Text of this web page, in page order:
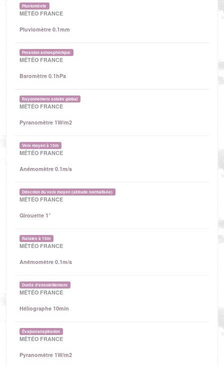
Pluviométrie
MÉTÉO FRANCE
Pluviomètre 0.1mm
Pression atmosphérique
MÉTÉO FRANCE
Baromètre 0.1hPa
Rayonnement solaire global
MÉTÉO FRANCE
Pyranomètre 1W/m2
Vent moyen à 10m
MÉTÉO FRANCE
Anémomètre 0.1m/s
Direction du vent moyen (altitude normalisée)
MÉTÉO FRANCE
Girouette 1°
Rafales à 10m
MÉTÉO FRANCE
Anémomètre 0.1m/s
Durée d'ensoleillement
MÉTÉO FRANCE
Héliographe 10min
Évapotranspiration
MÉTÉO FRANCE
Pyranomètre 1W/m2